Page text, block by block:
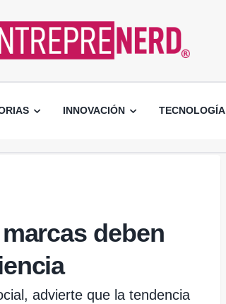
INNOVACIÓN TECNOLOGÍA
deben
advierte que la tendencia